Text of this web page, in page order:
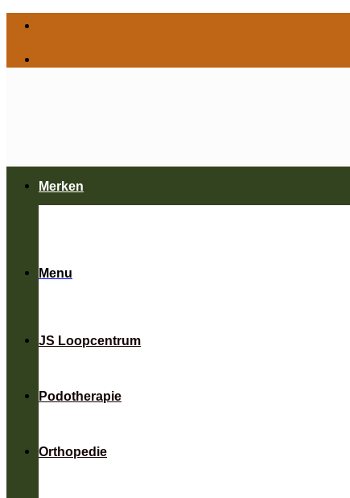
Menu
JS Loopcentrum
Podotherapie
Orthopedie
Merken